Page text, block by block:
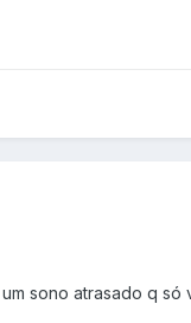
sono atrasado q só